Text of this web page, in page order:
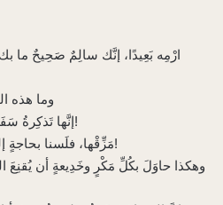
ارْمِه بَعِيدًا، إنَّك سالِمٌ صَحِيحٌ
وما هذه
إنَّها تَذكِرةُ سَفَرٍ، وبِطاقةُ استِلامِ المُخَصَّصاتِ!
مَزِّقْها، فلَسنا بحاجةٍ إلى سَفَرٍ في هذا الرَّبيعِ الزّاهِي!
وهكذا حاوَلَ بكُلِّ مَكْرٍ وخَدِيعةٍ أن يُقنِعَ